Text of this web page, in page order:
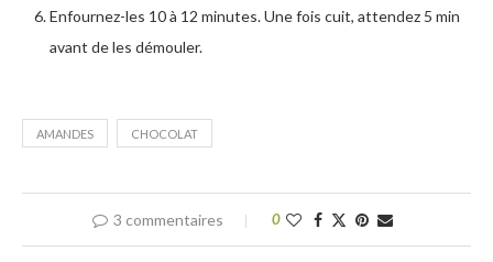
Enfournez-les 10 à 12 minutes. Une fois cuit, attendez 5 min
avant de les démouler.
AMANDES CHOCOLAT
3 commentaires 0